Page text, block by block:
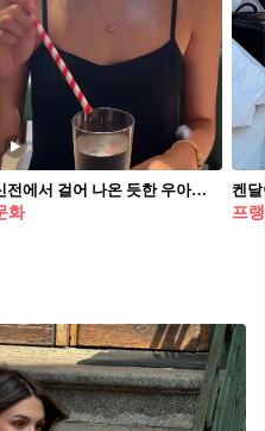
신전에서 걸어 나온 듯한 우아함🕊️ 요즘 할리우드는 그리스 여신이 떠오르는 스타일링이 유행인가봐! 머리를 머리띠처럼 동그랗게 따서 연출하는 '크라운 브레이드(Crown Braid)' 스타일부터 드레이핑이 연상되는 로맨틱한 드레스 연출까지, 그리스 신화 속 여신을 재현한 듯한 스타일링이 눈길을 끌고 있습니다. 제니부터 올리비아 로드리고, 마가렛 퀄리, 바바라 팔빈 등 내로라하는 셀럽들이 신전에서 방금 걸어 나온 듯 우아하면서도 몽환적인 아우라를 과시하는 중인데요!🕊️🤍 특히 머리를 왕관처럼 둘러 땋은 크라운 브레이드는 고급스러우면서도 휴양지나 연말 파티 룩에 포인트를 주기 제격인 헤어 스타일이죠. 클래식하면서도 한층 단아한 매력을 더해주는 그리스 여신 스타일링!
화
프